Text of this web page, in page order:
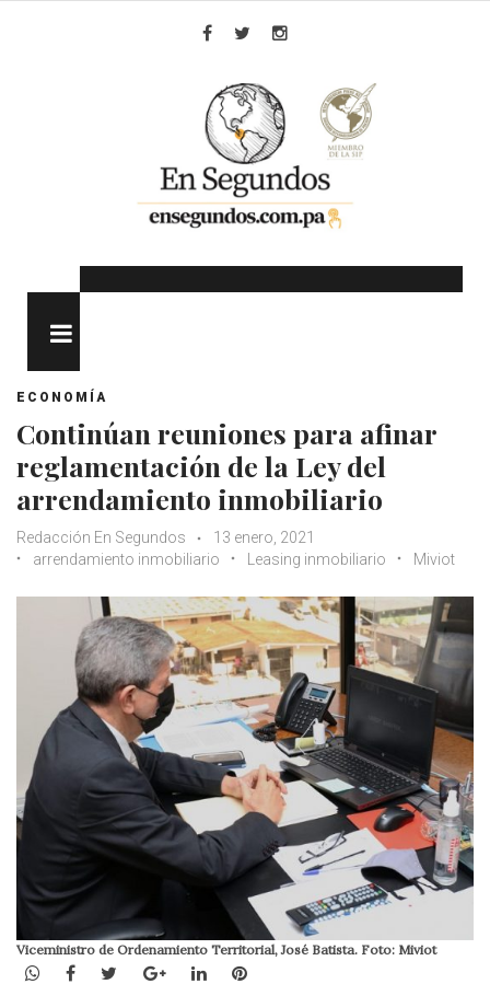
ECONOMÍA
Continúan reuniones para afinar
reglamentación de la Ley del
arrendamiento inmobiliario
Redacción En Segundos
13 enero, 2021
arrendamiento inmobiliario
Leasing inmobiliario Miviot
Viceministro de Ordenamiento Territorial, José Batista. Foto: Miviot
WhatsApp
Facebook
TwitterGoogle+LinkedInPinterest